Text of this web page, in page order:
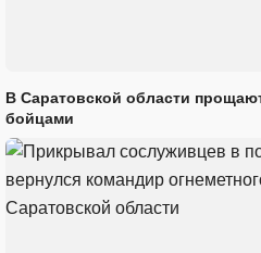
В Саратовской области
бойцами